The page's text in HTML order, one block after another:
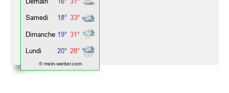
© mein-wetter.com